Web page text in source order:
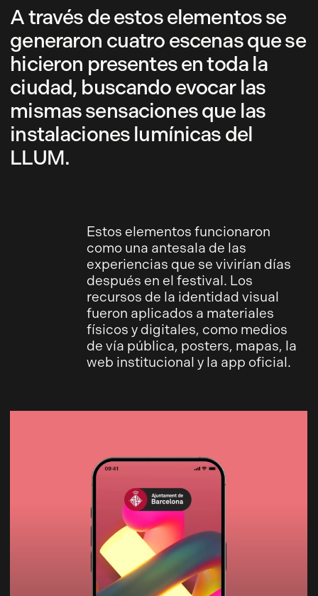
A través de estos elementos se
generaron cuatro escenas que se
hicieron presentes en toda la
ciudad, buscando evocar las
mismas sensaciones que las
instalaciones lumínicas del
LLUM.
Estos elementos funcionaron
como una antesala de las
experiencias que se vivirían días
después en el festival. Los
recursos de la identidad visual
fueron aplicados a materiales
físicos y digitales, como medios
de vía pública, posters, mapas, la
web institucional y la app oficial.